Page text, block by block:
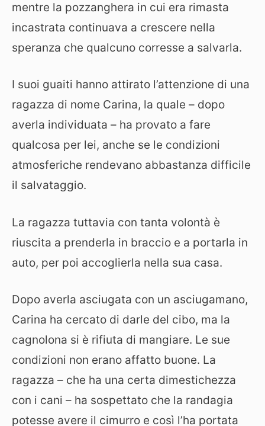
mentre la pozzanghera in cui era rimasta
incastrata continuava a crescere nella
speranza che qualcuno corresse a salvarla.
I suoi guaiti hanno attirato l’attenzione di una
ragazza di nome Carina, la quale – dopo
averla individuata – ha provato a fare
qualcosa per lei, anche se le condizioni
atmosferiche rendevano abbastanza difficile
il salvataggio.
La ragazza tuttavia con tanta volontà è
riuscita a prenderla in braccio e a portarla in
auto, per poi accoglierla nella sua casa.
Dopo averla asciugata con un asciugamano,
Carina ha cercato di darle del cibo, ma la
cagnolona si è rifiuta di mangiare. Le sue
condizioni non erano affatto buone. La
ragazza – che ha una certa dimestichezza
con i cani – ha sospettato che la randagia
potesse avere il cimurro e così l’ha portata